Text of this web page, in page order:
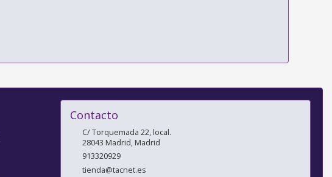
Contacto
C/ Torquemada 22, local.
28043 Madrid,Madrid
913320929
tienda@tacnet.es